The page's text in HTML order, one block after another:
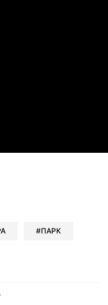
X
в Viber
в Whatsapp
в Messenger
в LinkedIn
ПАРК
в Google news
в Viber
в LinkedIn